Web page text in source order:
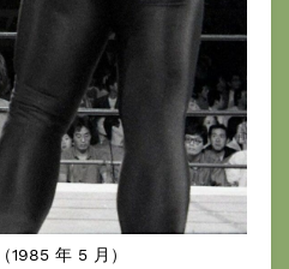
1985 年 5 月）